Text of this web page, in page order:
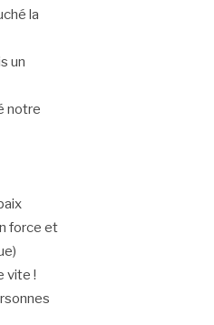
la
un
notre
force et
vite !